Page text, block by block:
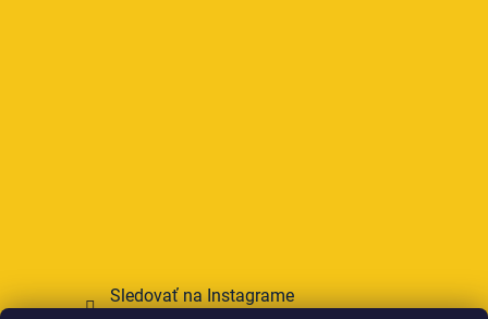
Sledovať na Instagrame